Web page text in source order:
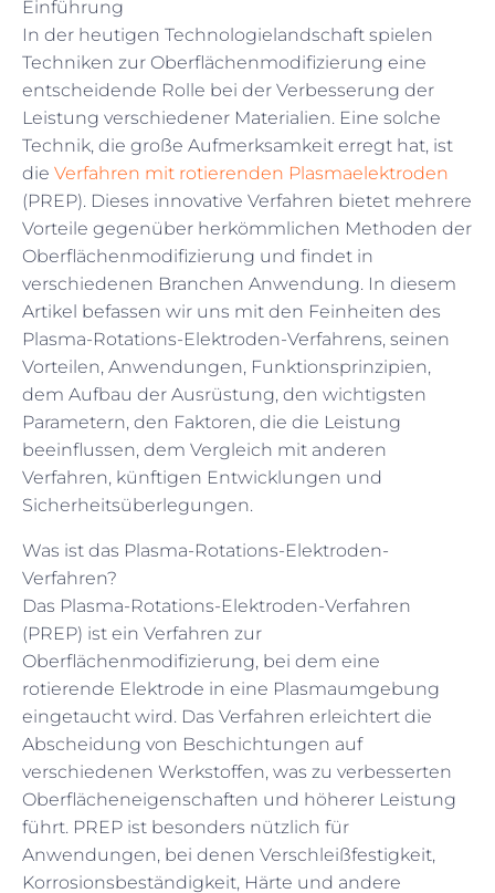
Einführung
In der heutigen Technologielandschaft spielen
Techniken zur Oberflächenmodifizierung eine
entscheidende Rolle bei der Verbesserung der
Leistung verschiedener Materialien. Eine solche
Technik, die große Aufmerksamkeit erregt hat, ist
die Verfahren mit rotierenden Plasmaelektroden
(PREP). Dieses innovative Verfahren bietet mehrere
Vorteile gegenüber herkömmlichen Methoden der
Oberflächenmodifizierung und findet in
verschiedenen Branchen Anwendung. In diesem
Artikel befassen wir uns mit den Feinheiten des
Plasma-Rotations-Elektroden-Verfahrens, seinen
Vorteilen, Anwendungen, Funktionsprinzipien,
dem Aufbau der Ausrüstung, den wichtigsten
Parametern, den Faktoren, die die Leistung
beeinflussen, dem Vergleich mit anderen
Verfahren, künftigen Entwicklungen und
Sicherheitsüberlegungen.
Was ist das Plasma-Rotations-Elektroden-
Verfahren?
Das Plasma-Rotations-Elektroden-Verfahren
(PREP) ist ein Verfahren zur
Oberflächenmodifizierung, bei dem eine
rotierende Elektrode in eine Plasmaumgebung
eingetaucht wird. Das Verfahren erleichtert die
Abscheidung von Beschichtungen auf
verschiedenen Werkstoffen, was zu verbesserten
Oberflächeneigenschaften und höherer Leistung
führt. PREP ist besonders nützlich für
Anwendungen, bei denen Verschleißfestigkeit,
Korrosionsbeständigkeit, Härte und andere